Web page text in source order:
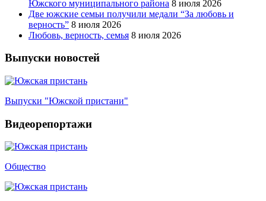
Южского муниципального района 8 июля 2026
Две южские семьи получили медали “За любовь и
верность” 8 июля 2026
Любовь, верность, семья 8 июля 2026
Выпуски новостей
Выпуски "Южской пристани"
Видеорепортажи
Общество